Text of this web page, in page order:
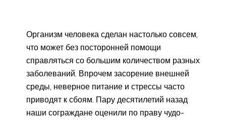
Организм человека сделан настолько совсем,
что может без посторонней помощи
справляться со большим количеством разных
заболеваний. Впрочем засорение внешней
среды, неверное питание и стрессы часто
приводят к сбоям. Пару десятилетий назад
наши сограждане оценили по праву чудо-